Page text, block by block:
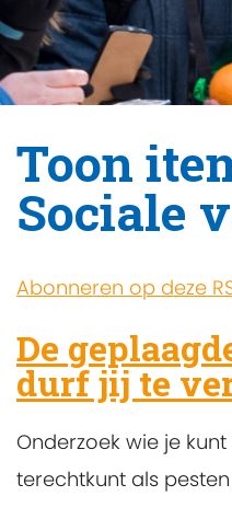
Toon
Sociale
Abonneren op deze
De
durf jij te
Onderzoek wie je
terechtkunt als